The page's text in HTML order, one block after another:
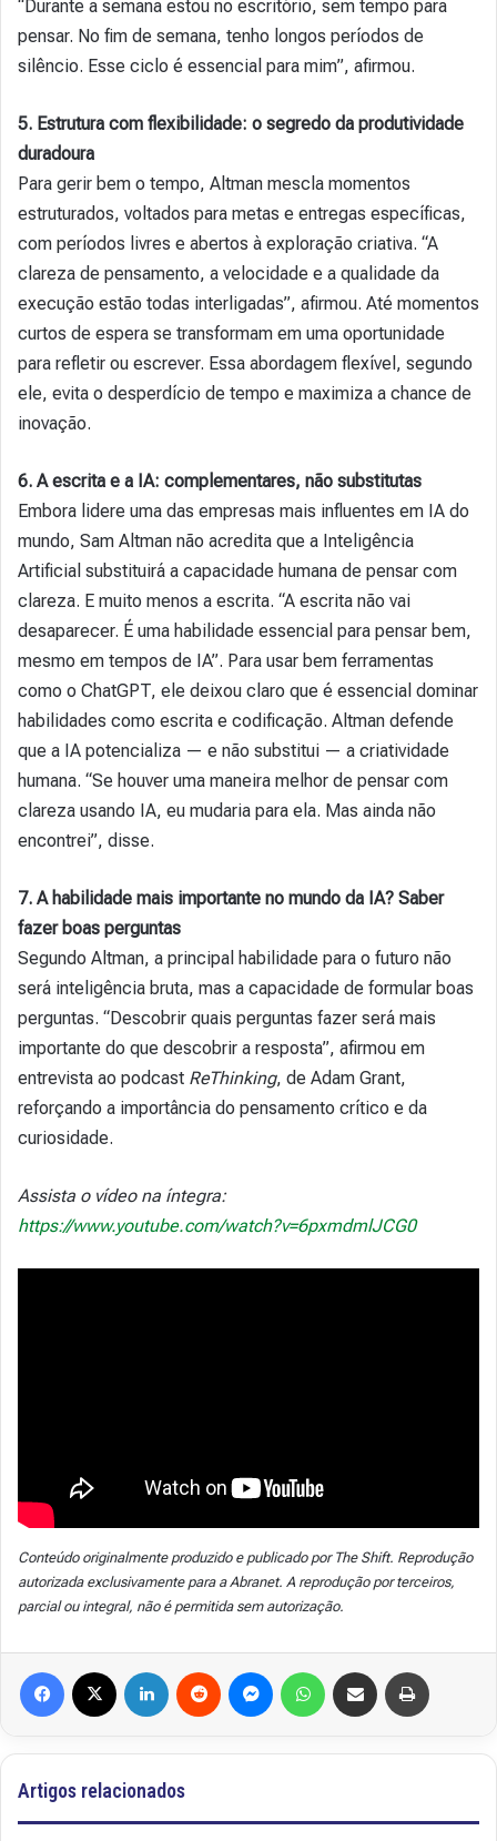
“Durante a semana estou no escritório, sem tempo para
pensar. No fim de semana, tenho longos períodos de
silêncio. Esse ciclo é essencial para mim”, afirmou.
5. Estrutura com flexibilidade: o segredo da produtividade
duradoura
Para gerir bem o tempo, Altman mescla momentos
estruturados, voltados para metas e entregas específicas,
com períodos livres e abertos à exploração criativa. “A
clareza de pensamento, a velocidade e a qualidade da
execução estão todas interligadas”, afirmou. Até momentos
curtos de espera se transformam em uma oportunidade
para refletir ou escrever. Essa abordagem flexível, segundo
ele, evita o desperdício de tempo e maximiza a chance de
inovação.
6. A escrita e a IA: complementares, não substitutas
Embora lidere uma das empresas mais influentes em IA do
mundo, Sam Altman não acredita que a Inteligência
Artificial substituirá a capacidade humana de pensar com
clareza. E muito menos a escrita. “A escrita não vai
desaparecer. É uma habilidade essencial para pensar bem,
mesmo em tempos de IA”. Para usar bem ferramentas
como o ChatGPT, ele deixou claro que é essencial dominar
habilidades como escrita e codificação. Altman defende
que a IA potencializa — e não substitui — a criatividade
humana. “Se houver uma maneira melhor de pensar com
clareza usando IA, eu mudaria para ela. Mas ainda não
encontrei”, disse.
7. A habilidade mais importante no mundo da IA? Saber
fazer boas perguntas
Segundo Altman, a principal habilidade para o futuro não
será inteligência bruta, mas a capacidade de formular boas
perguntas. “Descobrir quais perguntas fazer será mais
importante do que descobrir a resposta”, afirmou em
entrevista ao podcast ReThinking, de Adam Grant,
reforçando a importância do pensamento crítico e da
curiosidade.
Assista o vídeo na íntegra:
https://www.youtube.com/watch?v=6pxmdmlJCG0
Conteúdo originalmente produzido e publicado por The Shift. Reprodução
autorizada exclusivamente para a Abranet. A reprodução por terceiros,
parcial ou integral, não é permitida sem autorização.
Facebook Linkedin Reddit MessengerWhatsAppCompartilhar via e-mail
Artigos relacionados